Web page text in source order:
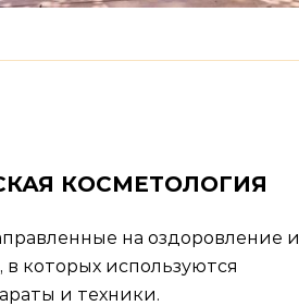
КОСМЕТОЛОГИЯ
на оздоровление и
которых используются
и техники.